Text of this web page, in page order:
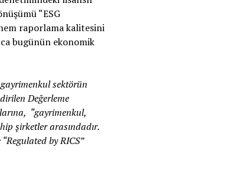
“ESG
raporlama kalitesini
bugünün ekonomik
sektörün
Değerleme
“gayrimenkul,
şirketler arasındadır.
by RICS”